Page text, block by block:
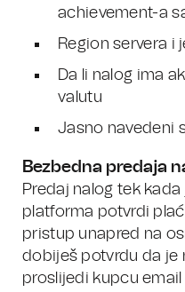
achievement-a
Region servera i
Da li nalog ima
valutu
Jasno navedeni
Bezbedna predaja
Predaj nalog tek
platforma potvrdi
pristup unapred na
dobiješ potvrdu da je
proslijedi kupcu